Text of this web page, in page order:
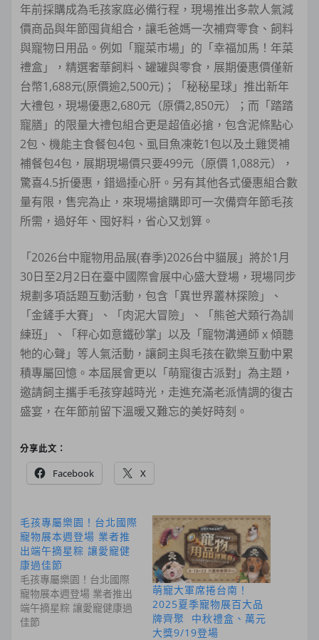
年前採購成為毛孩家庭必備行程，現場推出多款人氣減
價商品與年節囤貨組合，讓毛爸媽一次補齊零食、飼料
與寵物日用品。例如「寵菜市場」的「幸福加馬！年菜
禮盒」，精選奢華飼料、罐罐與零食，展期優惠價僅新
台幣1,688元(原價逾2,500元)；「秘秘星球」推出新年
大禮包，現場優惠2,680元（原價2,850元）；而「踏踏
寵膳」的限量大禮包組合更是超值必搶，包含泥條點心
2包、機能主食餐包4包、虱目魚凍乾1包以及土雞煲補
補餐包4包，展期現場價只要499元（原價 1,088元），
驚喜4.5折優惠，錯過捶心肝。另有其他各式優惠組合數
量有限，售完為止，來現場搶購即可一次備齊年節毛孩
所需，過好年、囤好料，省心又划算。
「2026台中寵物用品展(春季)2026台中貓展」將於1月
30日至2月2日在臺中國際會展中心盛大登場，現場同步
規劃多項話題互動活動，包含「異世界叢林探險」、
「金鏟手大賽」、「肉泥大冒險」、「熊爸犬類行為訓
練班」、「秤心如意鐵砂掌」以及「寵物溝通師 x 傾聽
牠的心聲」等人氣活動，讓飼主與毛孩在歡樂互動中累
積專屬回憶。本屆展會更以「萌寵復古派對」為主題，
邀請飼主攜手毛孩穿越時光，走進充滿老派情調的復古
盛宴，在年節前留下溫暖又難忘的美好時刻。
分享此文：
Facebook X
毛孩專屬樂園！台北國際
寵物展本週登場 業者推
出端午摘星粽 讓愛寵健
康過佳節
毛孩專屬樂園！台北國際
寵物展本週登場 業者推出
端午摘星粽 讓愛寵健康過
佳節
萌寵大軍席捲台南！
2025夏季寵物展百大品
牌齊聚 中秋禮盒、萬元
大獎9/19登場